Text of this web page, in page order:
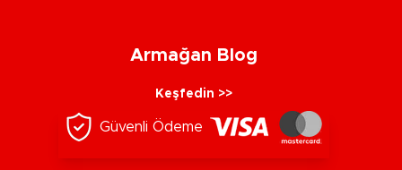
Armağan Blog
Keşfedin >>
Güvenli Ödeme